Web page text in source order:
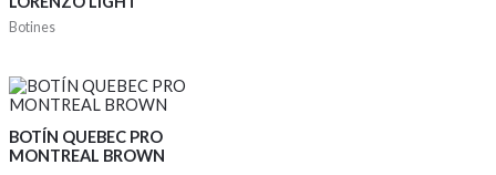
Botines
BOTÍN QUEBEC PRO
MONTREAL BROWN